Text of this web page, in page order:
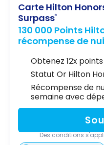
Carte Hilton
Surpass®
130 000 Points
récompense de
Obtenez 12x
Statut Or Hilton
Récompense de
semaine avec
Des conditions